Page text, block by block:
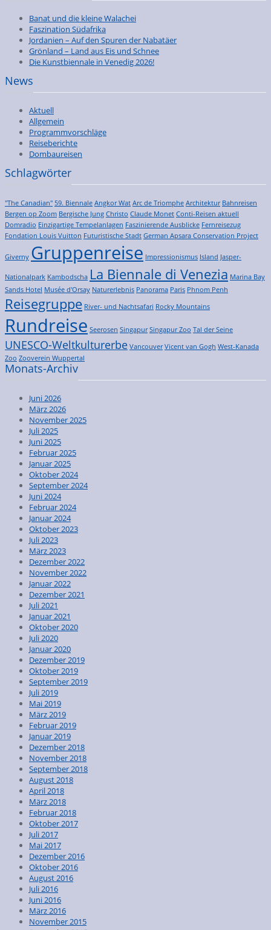
Banat und die kleine Walachei
Faszination Südafrika
Jordanien – Auf den Spuren der Nabatäer
Grönland – Land aus Eis und Schnee
Die Kunstbiennale in Venedig 2026!
News
Aktuell
Allgemein
Programmvorschläge
Reiseberichte
Dombaureisen
Schlagwörter
"The Canadian" 59. Biennale Angkor Wat Arc de Triomphe Architektur Bahnreisen
Bergen op Zoom Bergische Jung Christo Claude Monet Conti-Reisen aktuell
Domradio Einzigartige Tempelanlagen Faszinierende Ausblicke Fernreisezug
Fondation Louis Vuitton Futuristische Stadt German Apsara Conservation Project
Giverny Gruppenreise Impressionismus Island Jasper-
Nationalpark Kambodscha La Biennale di Venezia Marina Bay
Sands Hotel Musée d'Orsay Naturerlebnis Panorama Paris Phnom Penh
Reisegruppe River- und Nachtsafari Rocky Mountains
Rundreise Seerosen Singapur Singapur Zoo Tal der Seine
UNESCO-Weltkulturerbe Vancouver Vicent van Gogh West-Kanada
Zoo Zooverein Wuppertal
Monats-Archiv
Juni 2026
März 2026
November 2025
Juli 2025
Juni 2025
Februar 2025
Januar 2025
Oktober 2024
September 2024
Juni 2024
Februar 2024
Januar 2024
Oktober 2023
Juli 2023
März 2023
Dezember 2022
November 2022
Januar 2022
Dezember 2021
Juli 2021
Januar 2021
Oktober 2020
Juli 2020
Januar 2020
Dezember 2019
Oktober 2019
September 2019
Juli 2019
Mai 2019
März 2019
Februar 2019
Januar 2019
Dezember 2018
November 2018
September 2018
August 2018
April 2018
März 2018
Februar 2018
Oktober 2017
Juli 2017
Mai 2017
Dezember 2016
Oktober 2016
August 2016
Juli 2016
Juni 2016
März 2016
November 2015